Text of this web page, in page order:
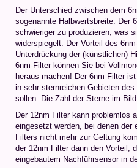
Der Unterschied zwischen dem
sogenannte Halbwertsbreite. Der
schwieriger zu produzieren, was
widerspiegelt. Der Vorteil des
Unterdrückung der (künstlichen)
6nm-Filter können Sie bei
heraus machen! Der 6nm Filter
in sehr sternreichen Gebieten
sollen. Die Zahl der Sterne im
Der 12nm Filter kann problemlos
eingesetzt werden, bei denen der
Filters nicht mehr zur Geltung
der 12nm Filter dann den Vorteil,
eingebautem Nachführsensor in